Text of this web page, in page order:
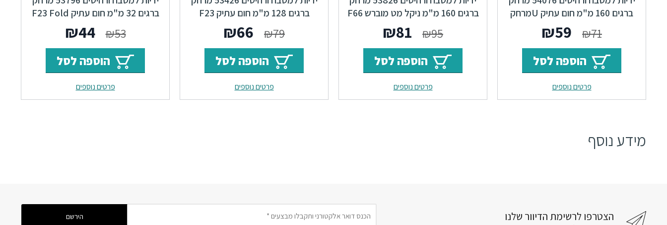
ברגים 160 מ"מ חום עתיק Uמרחק
₪71
המחיר
המקורי
היה:
₪71.
₪59
הנוכחי
הוא:
₪59.
הוספה לסל
פרטים נוספים
ברגים 160 מ"מ ניקל מט מוברש F66
Half ₪95
המחיר
המקורי
היה:
₪95.
₪81
הנוכחי
הוא:
₪81.
הוספה לסל
פרטים נוספים
ברגים 128 מ"מ חום עתיק F23
Locker₪79
המחיר
המקורי
היה:
₪79.
₪66
הנוכחי
הוא:
₪66.
הוספה לסל
פרטים נוספים
ברגים 32 מ"מ חום עתיק F23 Fold
₪53
המחיר
המקורי
היה:
₪53.
₪44
הנוכחי
הוא:
₪44.
הוספה לסל
פרטים נוספים
מידע נוסף
הצטרפו לרשימת הדיוור שלנו